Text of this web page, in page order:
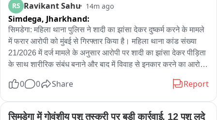
RS Ravikant Sahu 14m ago
Simdega, Jharkhand:
सिमडेगा: महिला थाना पुलिस ने शादी का झांसा देकर दुष्कर्म करने के मामले
में फरार आरोपी को मुंबई से गिरफ्तार किया है। महिला थाना कांड संख्या
21/2026 में दर्ज मामले के अनुसार आरोपी पर शादी का झांसा देकर पीड़िता
के साथ शारीरिक संबंध बनाने और बाद में विवाह से इनकार करने का आरोप
मुंबई में छापेमारी कर आरोपी अनीश एक्का को गिरफ्तार किया। पुलिस आरोपी
0 0 Share Report
सिमडेगा में गोवंशीय पशु तस्करी पर बड़ी कार्रवाई, 12 पशु लदे